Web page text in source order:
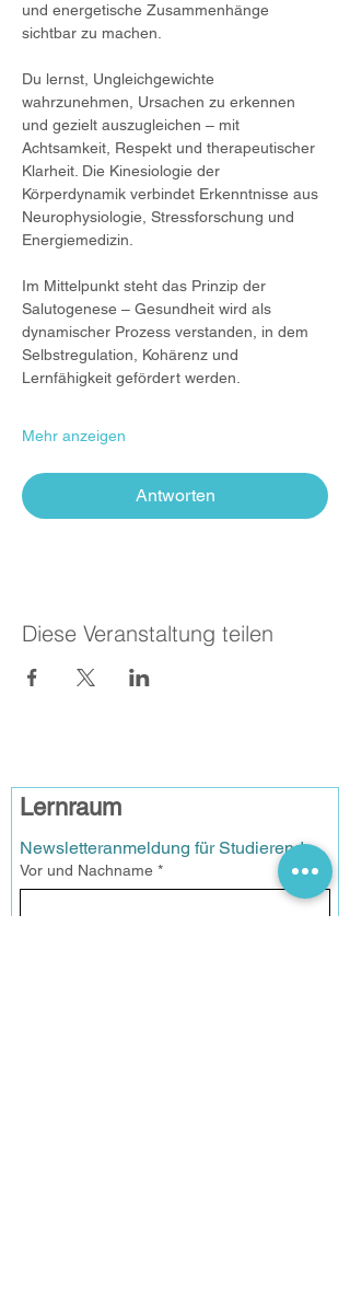
und energetische Zusammenhänge
sichtbar zu machen.
Du lernst, Ungleichgewichte
wahrzunehmen, Ursachen zu erkennen
und gezielt auszugleichen – mit
Achtsamkeit, Respekt und therapeutischer
Klarheit. Die Kinesiologie der
Körperdynamik verbindet Erkenntnisse aus
Neurophysiologie, Stressforschung und
Energiemedizin.
Im Mittelpunkt steht das Prinzip der
Salutogenese – Gesundheit wird als
dynamischer Prozess verstanden, in dem
Selbstregulation, Kohärenz und
Lernfähigkeit gefördert werden.
Mehr anzeigen
Antworten
Diese Veranstaltung teilen
Lernraum
Newsletteranmeldung für Studierende
Vor und Nachname *